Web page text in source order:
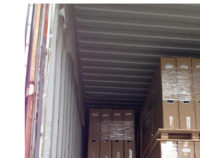
Socket Pop Up Hidraulik
Soket geser
Outlet Listrik Meja
Soket Jalur
Tabel Mount Power Strip